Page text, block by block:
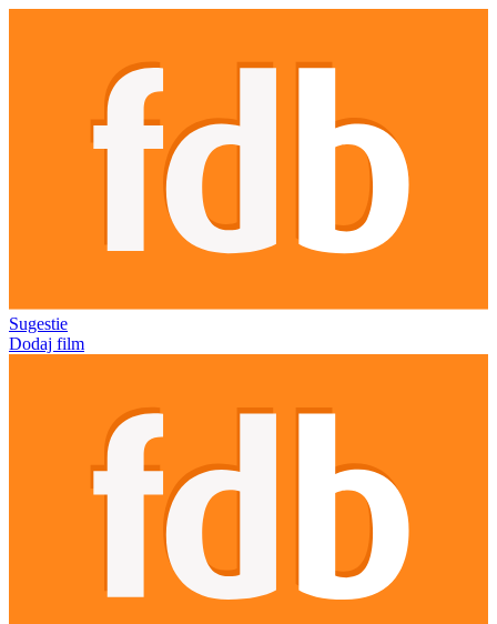
Sugestie
Dodaj film